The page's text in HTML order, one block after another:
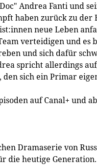
Andrea Fanti und
haben zurück zu
neue Leben
verteidigen und es
und sich dafür
spricht allerdings
den sich ein Primar
auf Canal+ und
Dramaserie von
heutige